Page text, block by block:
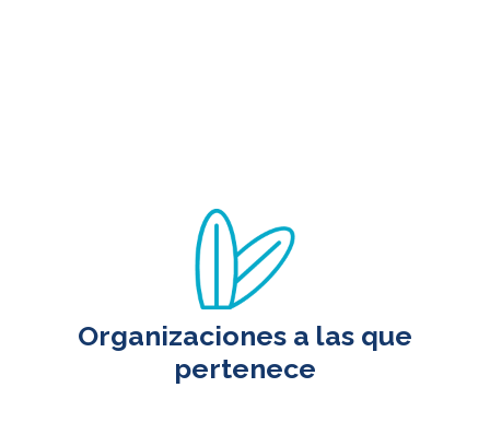
Organizaciones a las que
pertenece